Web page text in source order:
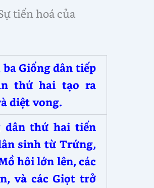
tiến hoá của
ba Giống dân tiếp
thứ hai tạo ra
diệt vong.
dân thứ hai tiến
sinh từ Trứng,
hôi lớn lên, các
và các Giọt trở